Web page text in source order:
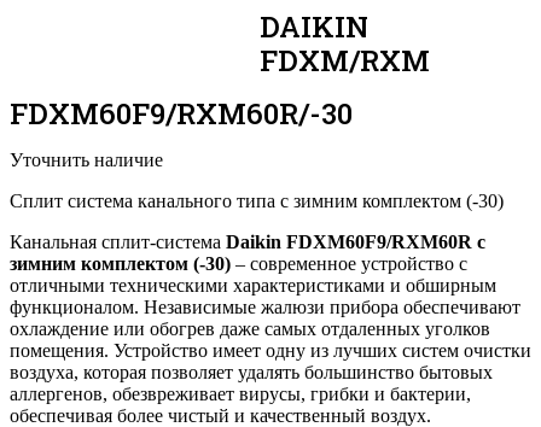
DAIKIN
FDXM/RXM
FDXM60F9/RXM60R/-30
Уточнить наличие
Сплит система канального типа с зимним комплектом (-30)
Канальная сплит-система Daikin FDXM60F9/RXM60R с
зимним комплектом (-30) – современное устройство с
отличными техническими характеристиками и обширным
функционалом. Независимые жалюзи прибора обеспечивают
охлаждение или обогрев даже самых отдаленных уголков
помещения. Устройство имеет одну из лучших систем очистки
воздуха, которая позволяет удалять большинство бытовых
аллергенов, обезвреживает вирусы, грибки и бактерии,
обеспечивая более чистый и качественный воздух.